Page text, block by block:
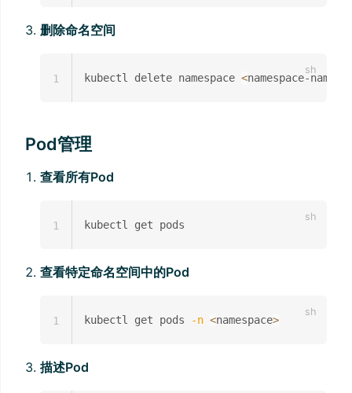
删除命名空间
kubectl delete namespace <namespace-name
1
Pod管理
查看所有Pod
1
查看特定命名空间中的Pod
kubectl get pods -n <namespace>
1
描述Pod